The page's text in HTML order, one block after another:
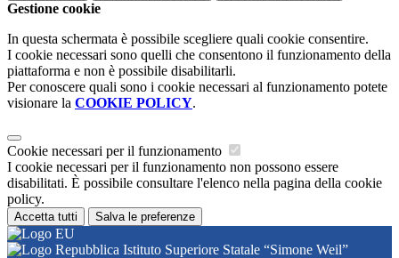
Gestione cookie
In questa schermata è possibile scegliere quali cookie consentire.
I cookie necessari sono quelli che consentono il funzionamento della
piattaforma e non è possibile disabilitarli.
Per conoscere quali sono i cookie necessari al funzionamento potete
visionare la COOKIE POLICY.
Cookie necessari per il funzionamento
I cookie necessari per il funzionamento non possono essere
disabilitati. È possibile consultare l'elenco nella pagina della cookie
policy.
Accetta tutti Salva le preferenze
Istituto Superiore Statale “Simone Weil”